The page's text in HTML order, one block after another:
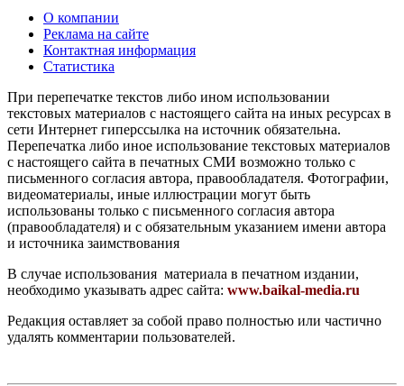
О компании
Реклама на сайте
Контактная информация
Статистика
При перепечатке текстов либо ином использовании
текстовых материалов с настоящего сайта на иных ресурсах в
сети Интернет гиперссылка на источник обязательна.
Перепечатка либо иное использование текстовых материалов
с настоящего сайта в печатных СМИ возможно только с
письменного согласия автора, правообладателя. Фотографии,
видеоматериалы, иные иллюстрации могут быть
использованы только с письменного согласия автора
(правообладателя) и с обязательным указанием имени автора
и источника заимствования
В случае использования материала в печатном издании,
необходимо указывать адрес сайта: www.baikal-media.ru
Редакция оставляет за собой право полностью или частично
удалять комментарии пользователей.